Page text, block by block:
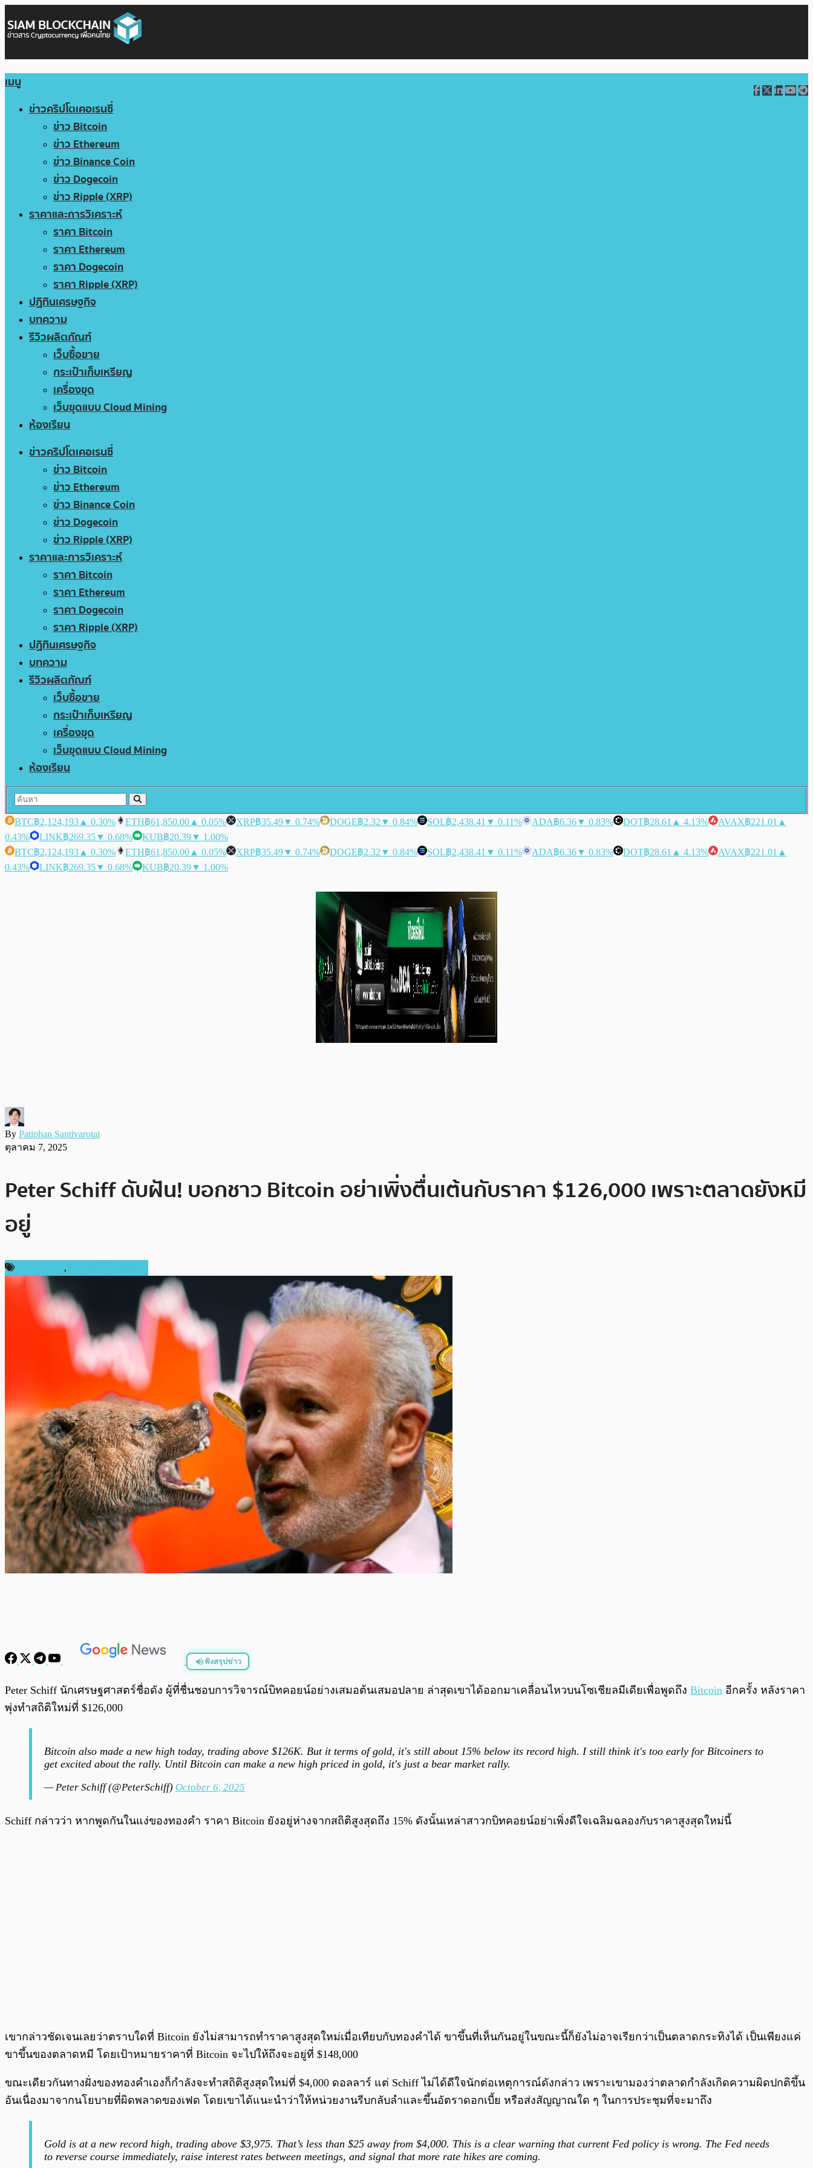
เมนู
ข่าวคริปโตเคอเรนซี่
ข่าว Bitcoin
ข่าว Ethereum
ข่าว Binance Coin
ข่าว Dogecoin
ข่าว Ripple (XRP)
ราคาและการวิเคราะห์
ราคา Bitcoin
ราคา Ethereum
ราคา Dogecoin
ราคา Ripple (XRP)
ปฏิทินเศรษฐกิจ
บทความ
รีวิวผลิตภัณฑ์
เว็บซื้อขาย
กระเป๋าเก็บเหรียญ
เครื่องขุด
เว็บขุดแบบ Cloud Mining
ห้องเรียน
ข่าวคริปโตเคอเรนซี่
ข่าว Bitcoin
ข่าว Ethereum
ข่าว Binance Coin
ข่าว Dogecoin
ข่าว Ripple (XRP)
ราคาและการวิเคราะห์
ราคา Bitcoin
ราคา Ethereum
ราคา Dogecoin
ราคา Ripple (XRP)
ปฏิทินเศรษฐกิจ
บทความ
รีวิวผลิตภัณฑ์
เว็บซื้อขาย
กระเป๋าเก็บเหรียญ
เครื่องขุด
เว็บขุดแบบ Cloud Mining
ห้องเรียน
BTC฿2,124,193 ▲ 0.30% ETH฿61,850.00 ▲ 0.05% XRP฿35.49▼ 0.74% DOGE฿2.32 ▼ 0.84% SOL฿2,438.41 ▼ 0.11% ADA฿6.36▼ 0.83% DOT฿28.61 ▲ 4.13% AVAX฿221.01 ▲
0.43%
LINK฿269.35▼ 0.68% KUB฿20.39▼ 1.00%
BTC฿2,124,193 ▲ 0.30% ETH฿61,850.00 ▲ 0.05% XRP฿35.49▼ 0.74% DOGE฿2.32 ▼ 0.84% SOL฿2,438.41 ▼ 0.11% ADA฿6.36▼ 0.83% DOT฿28.61 ▲ 4.13% AVAX฿221.01 ▲
0.43%
LINK฿269.35▼ 0.68% KUB฿20.39▼ 1.00%
By Patiphan Santivarotai
ตุลาคม 7, 2025
Peter Schiff ดับฝัน! บอกชาว Bitcoin อย่าเพิ่งตื่นเต้นกับราคา $126,000 เพราะตลาดยังหมี
อยู่
,
ฟังสรุปข่าว
พร้อมเล่น 0:00 /
Peter Schiff นักเศรษฐศาสตร์ชื่อดัง ผู้ที่ชื่นชอบการวิจารณ์บิทคอยน์อย่างเสมอต้นเสมอปลาย ล่าสุดเขาได้ออกมาเคลื่อนไหวบนโซเชียลมีเดียเพื่อพูดถึง Bitcoin อีกครั้ง หลังราคา
พุ่งทำสถิติใหม่ที่ $126,000
Bitcoin also made a new high today, trading above $126K. But it terms of gold, it's still about 15% below its record high. I still think it's too early for Bitcoiners to
get excited about the rally. Until Bitcoin can make a new high priced in gold, it's just a bear market rally.
— Peter Schiff (@PeterSchiff) October 6, 2025
Schiff กล่าวว่า หากพูดกันในแง่ของทองคำ ราคา Bitcoin ยังอยู่ห่างจากสถิติสูงสุดถึง 15% ดังนั้นเหล่าสาวกบิทคอยน์อย่าเพิ่งดีใจเฉลิมฉลองกับราคาสูงสุดใหม่นี้
เขากล่าวชัดเจนเลยว่าตราบใดที่ Bitcoin ยังไม่สามารถทำราคาสูงสุดใหม่เมื่อเทียบกับทองคำได้ ขาขึ้นที่เห็นกันอยู่ในขณะนี้ก็ยังไม่อาจเรียกว่าเป็นตลาดกระทิงได้ เป็นเพียงแค่
ขาขึ้นของตลาดหมี โดยเป้าหมายราคาที่ Bitcoin จะไปให้ถึงจะอยู่ที่ $148,000
ขณะเดียวกันทางฝั่งของทองคำเองก็กำลังจะทำสถิติสูงสุดใหม่ที่ $4,000 ดอลลาร์ แต่ Schiff ไม่ได้ดีใจนักต่อเหตุการณ์ดังกล่าว เพราะเขามองว่าตลาดกำลังเกิดความผิดปกติขึ้น
อันเนื่องมาจากนโยบายที่ผิดพลาดของเฟด โดยเขาได้แนะนำว่าให้หน่วยงานรีบกลับลำและขึ้นอัตราดอกเบี้ย หรือส่งสัญญาณใด ๆ ในการประชุมที่จะมาถึง
Gold is at a new record high, trading above $3,975. That’s less than $25 away from $4,000. This is a clear warning that current Fed policy is wrong. The Fed needs
to reverse course immediately, raise interest rates between meetings, and signal that more rate hikes are coming.